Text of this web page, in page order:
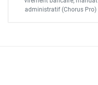
administratif (Chorus Pro)